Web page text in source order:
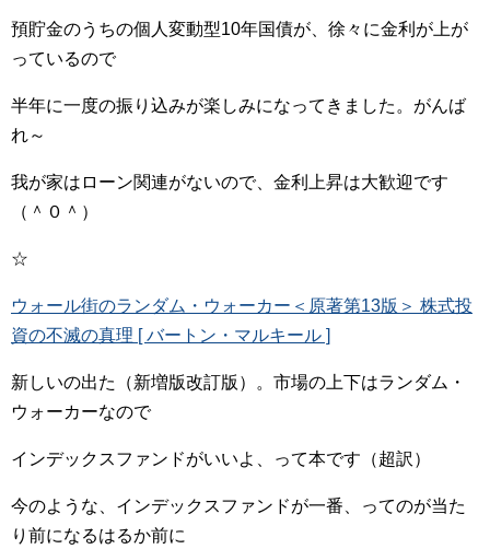
預貯金のうちの個人変動型10年国債が、徐々に金利が上が
っているので
半年に一度の振り込みが楽しみになってきました。がんば
れ～
我が家はローン関連がないので、金利上昇は大歓迎です
（＾０＾）
☆
ウォール街のランダム・ウォーカー＜原著第13版＞ 株式投
資の不滅の真理 [ バートン・マルキール ]
新しいの出た（新増版改訂版）。市場の上下はランダム・
ウォーカーなので
インデックスファンドがいいよ、って本です（超訳）
今のような、インデックスファンドが一番、ってのが当た
り前になるはるか前に